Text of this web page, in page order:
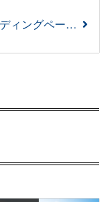
ランディングページ設定